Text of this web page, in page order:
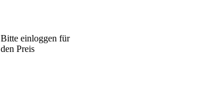
Bitte einloggen für
den Preis